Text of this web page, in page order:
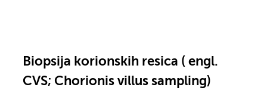
Biopsija korionskih resica ( engl.
CVS; Chorionis villus sampling)